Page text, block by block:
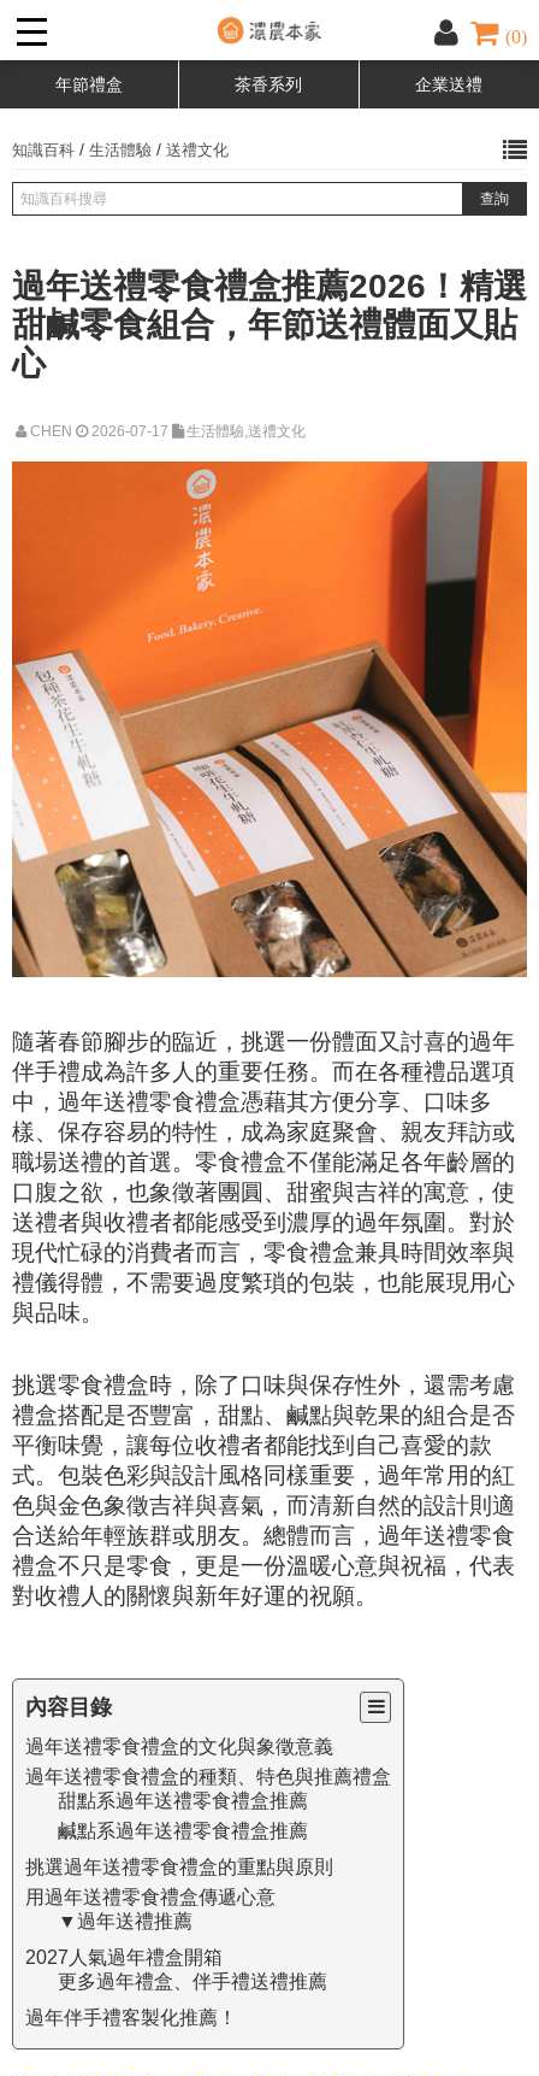
(0)
年節禮盒 茶香系列 企業送禮
知識百科 / 生活體驗 / 送禮文化
過年送禮零食禮盒推薦2026！精選
甜鹹零食組合，年節送禮體面又貼
心
CHEN 2026-07-17 生活體驗,送禮文化
隨著春節腳步的臨近，挑選一份體面又討喜的過年
伴手禮成為許多人的重要任務。而在各種禮品選項
中，過年送禮零食禮盒憑藉其方便分享、口味多
樣、保存容易的特性，成為家庭聚會、親友拜訪或
職場送禮的首選。零食禮盒不僅能滿足各年齡層的
口腹之欲，也象徵著團圓、甜蜜與吉祥的寓意，使
送禮者與收禮者都能感受到濃厚的過年氛圍。對於
現代忙碌的消費者而言，零食禮盒兼具時間效率與
禮儀得體，不需要過度繁瑣的包裝，也能展現用心
與品味。
挑選零食禮盒時，除了口味與保存性外，還需考慮
禮盒搭配是否豐富，甜點、鹹點與乾果的組合是否
平衡味覺，讓每位收禮者都能找到自己喜愛的款
式。包裝色彩與設計風格同樣重要，過年常用的紅
色與金色象徵吉祥與喜氣，而清新自然的設計則適
合送給年輕族群或朋友。總體而言，過年送禮零食
禮盒不只是零食，更是一份溫暖心意與祝福，代表
對收禮人的關懷與新年好運的祝願。
內容目錄
過年送禮零食禮盒的文化與象徵意義
過年送禮零食禮盒的種類、特色與推薦禮盒
甜點系過年送禮零食禮盒推薦
鹹點系過年送禮零食禮盒推薦
挑選過年送禮零食禮盒的重點與原則
用過年送禮零食禮盒傳遞心意
▼過年送禮推薦
2027人氣過年禮盒開箱
更多過年禮盒、伴手禮送禮推薦
過年伴手禮客製化推薦！